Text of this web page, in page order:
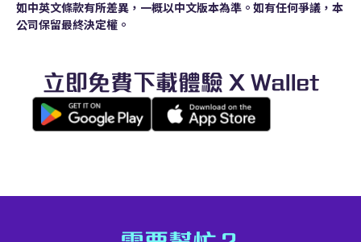
如中英文條款有所差異，一概以中文版本為準。如有任何爭議，本
公司保留最終決定權。
立即免費下載體驗 X Wallet